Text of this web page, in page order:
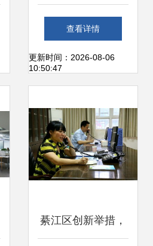
促发展系列报道
(18)】走访校友企
务与办公服务领域
查看详情
更新时间：2026-08-06
10:50:47
綦江区创新举措，